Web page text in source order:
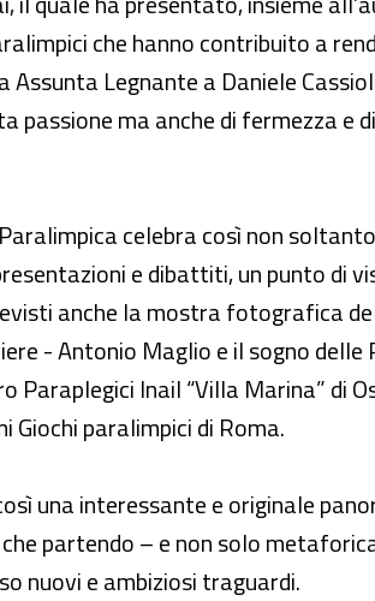
che hanno contribuito a
Legnante a Daniele
ma anche di fermezza e
celebra così non
e dibattiti, un punto di
anche la mostra fotografica
- Antonio Maglio e il sogno
Inail “Villa Marina” di
Giochi paralimpici di Roma.
una interessante e originale
partendo – e non solo
nuovi e ambiziosi traguardi.